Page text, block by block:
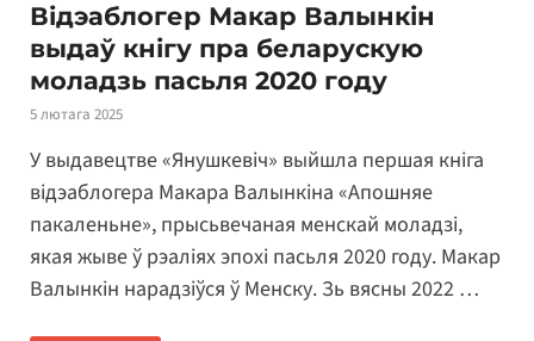
Відэаблогер Макар Валынкін
выдаў кнігу пра беларускую
моладзь пасьля 2020 году
5 лютага 2025
У выдавецтве «Янушкевіч» выйшла першая кніга
відэаблогера Макара Валынкіна «Апошняе
пакаленьне», прысьвечаная менскай моладзі,
якая жыве ў рэаліях эпохі пасьля 2020 году. Макар
Валынкін нарадзіўся ў Менску. Зь вясны 2022 …